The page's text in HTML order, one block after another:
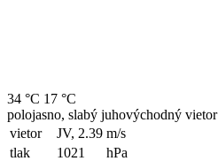
34 °C 17 °C
polojasno, slabý juhovýchodný vietor
vietor
JV, 2.39 m/s
tlak
1021
hPa